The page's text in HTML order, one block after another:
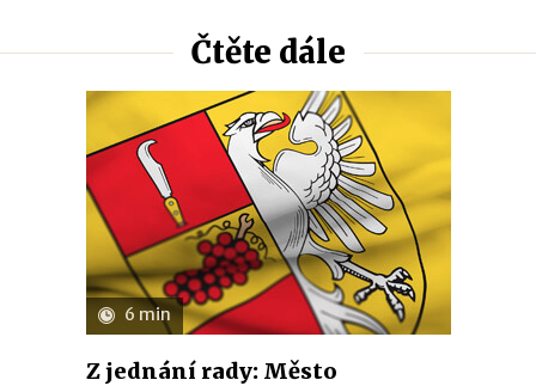
Čtěte dále
6 min
Z jednání rady: Město